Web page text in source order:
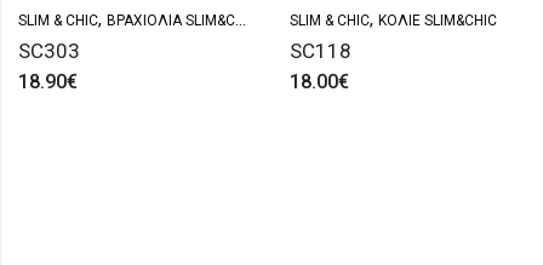
SLIM & CHIC, ΒΡΑΧΙΌΛΙΑ SLIM&CHIC
SC303
18.90€
SLIM & CHIC, ΚΟΛΙΈ SLIM&CHIC
SC118
18.00€